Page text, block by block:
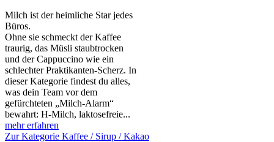
Milch ist der heimliche Star jedes
Büros.
Ohne sie schmeckt der Kaffee
traurig, das Müsli staubtrocken
und der Cappuccino wie ein
schlechter Praktikanten‑Scherz. In
dieser Kategorie findest du alles,
was dein Team vor dem
gefürchteten „Milch‑Alarm“
bewahrt: H‑Milch, laktosefreie...
mehr erfahren
Zur Kategorie Kaffee / Sirup / Kakao